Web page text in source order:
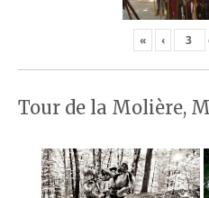
« ‹
Tour de la Molière,